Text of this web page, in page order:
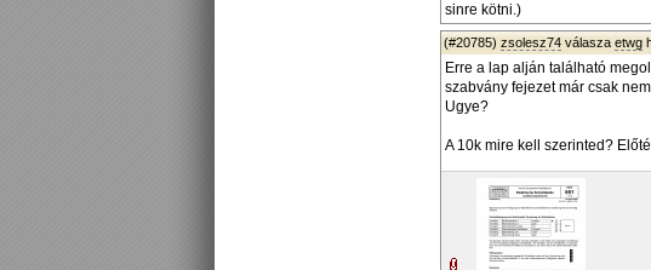
sinre kötni.)
(#20785) zsolesz74 válasza etwg
Erre a lap alján található
szabvány fejezet már csak
Ugye?
A 10k mire kell szerinted?